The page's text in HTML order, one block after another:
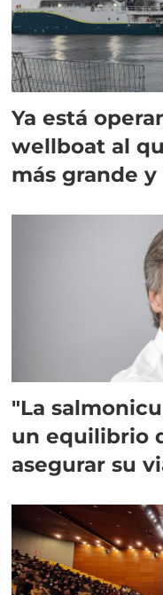
Ya está
wellboat al
más grande
"La
un equilibrio
asegurar su